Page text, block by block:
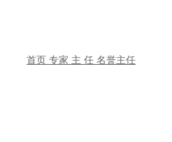
首页 专家 主 任 名誉主任